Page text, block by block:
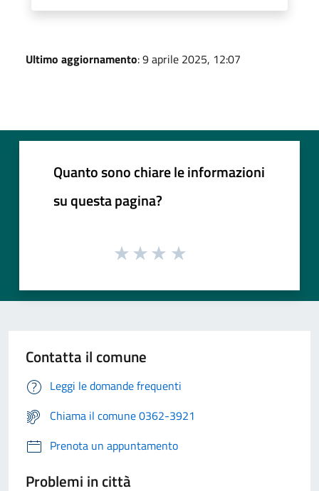
Ultimo aggiornamento: 9 aprile 2025, 12:07
Quanto sono chiare le informazioni
su questa pagina?
Contatta il comune
Leggi le domande frequenti
Chiama il comune 0362-3921
Prenota un appuntamento
Problemi in città